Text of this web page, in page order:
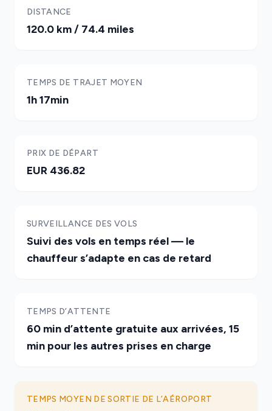
DISTANCE
120.0 km / 74.4 miles
TEMPS DE TRAJET MOYEN
1h 17min
PRIX DE DÉPART
EUR 436.82
SURVEILLANCE DES VOLS
Suivi des vols en temps réel — le
chauffeur s’adapte en cas de retard
TEMPS D’ATTENTE
60 min d’attente gratuite aux arrivées, 15
min pour les autres prises en charge
TEMPS MOYEN DE SORTIE DE L’AÉROPORT